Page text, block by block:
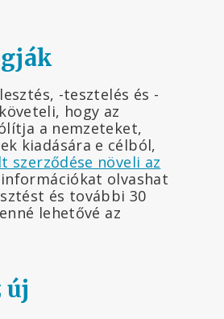
-tesztelés és -
hogy az
a nemzeteket,
kiadására e célból,
szerződése növeli az
olvashat
és további 30
lehetővé az
új